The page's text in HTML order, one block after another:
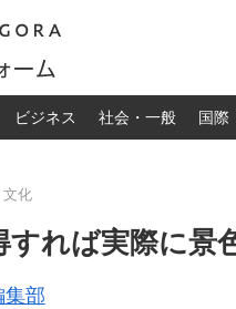
ビジネス 社会・一般 国際
文化
すれば実際に景
集部